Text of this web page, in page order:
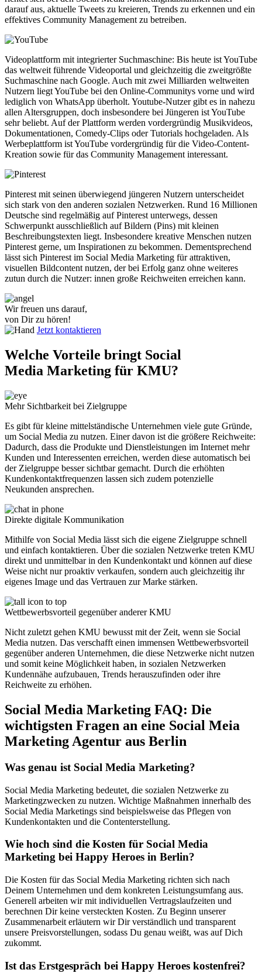
darauf aus, aktuelle Tweets zu kreieren, Trends zu erkennen und ein
effektives Community Management zu betreiben.
Videoplattform mit integrierter Suchmaschine: Bis heute ist YouTube
das weltweit führende Videoportal und gleichzeitig die zweitgrößte
Suchmaschine nach Google. Auch mit zwei Milliarden weltweiten
Nutzern liegt YouTube bei den Online-Communitys vorne und wird
lediglich von WhatsApp überholt. Youtube-Nutzer gibt es in nahezu
allen Altersgruppen, doch insbesondere bei Jüngeren ist YouTube
sehr beliebt. Auf der Plattform werden vordergründig Musikvideos,
Dokumentationen, Comedy-Clips oder Tutorials hochgeladen. Als
Werbeplattform ist YouTube vordergründig für die Video-Content-
Kreation sowie für das Community Management interessant.
Pinterest mit seinen überwiegend jüngeren Nutzern unterscheidet
sich stark von den anderen sozialen Netzwerken. Rund 16 Millionen
Deutsche sind regelmäßig auf Pinterest unterwegs, dessen
Schwerpunkt ausschließlich auf Bildern (Pins) mit kleinen
Beschreibungstexten liegt. Insbesondere kreative Menschen nutzen
Pinterest gerne, um Inspirationen zu bekommen. Dementsprechend
lässt sich Pinterest im Social Media Marketing für attraktiven,
visuellen Bildcontent nutzen, der bei Erfolg ganz ohne weiteres
zutun durch die Nutzer: innen große Reichweiten erreichen kann.
Wir freuen uns darauf,
von Dir zu hören!
Jetzt kontaktieren
Welche Vorteile bringt Social
Media Marketing für KMU?
Mehr Sichtbarkeit bei Zielgruppe
Es gibt für kleine mittelständische Unternehmen viele gute Gründe,
um Social Media zu nutzen. Einer davon ist die größere Reichweite:
Dadurch, dass die Produkte und Dienstleistungen im Internet mehr
Kunden und Interessenten erreichen, werden diese automatisch bei
der Zielgruppe besser sichtbar gemacht. Durch die erhöhten
Kundenkontaktfrequenzen lassen sich zudem potenzielle
Neukunden ansprechen.
Direkte digitale Kommunikation
Mithilfe von Social Media lässt sich die eigene Zielgruppe schnell
und einfach kontaktieren. Über die sozialen Netzwerke treten KMU
direkt und unmittelbar in den Kundenkontakt und können auf diese
Weise nicht nur proaktiv verkaufen, sondern auch gleichzeitig ihr
eigenes Image und das Vertrauen zur Marke stärken.
Wettbewerbsvorteil gegenüber anderer KMU
Nicht zuletzt gehen KMU bewusst mit der Zeit, wenn sie Social
Media nutzen. Das verschafft einen immensen Wettbewerbsvorteil
gegenüber anderen Unternehmen, die diese Netzwerke nicht nutzen
und somit keine Möglichkeit haben, in sozialen Netzwerken
Kundennähe aufzubauen, Trends herauszufinden oder ihre
Reichweite zu erhöhen.
Social Media Marketing FAQ: Die
wichtigsten Fragen an eine Social Meia
Marketing Agentur aus Berlin
Was genau ist Social Media Marketing?
Social Media Marketing bedeutet, die sozialen Netzwerke zu
Marketingzwecken zu nutzen. Wichtige Maßnahmen innerhalb des
Social Media Marketings sind beispielsweise das Pflegen von
Kundenkontakten und die Contenterstellung.
Wie hoch sind die Kosten für Social Media
Marketing bei Happy Heroes in Berlin?
Die Kosten für das Social Media Marketing richten sich nach
Deinem Unternehmen und dem konkreten Leistungsumfang aus.
Generell arbeiten wir mit individuellen Vertragslaufzeiten und
berechnen Dir keine versteckten Kosten. Zu Beginn unserer
Zusammenarbeit erläutern wir Dir verständlich und transparent
unsere Preisvorstellungen, sodass Du genau weißt, was auf Dich
zukommt.
Ist das Erstgespräch bei Happy Heroes kostenfrei?